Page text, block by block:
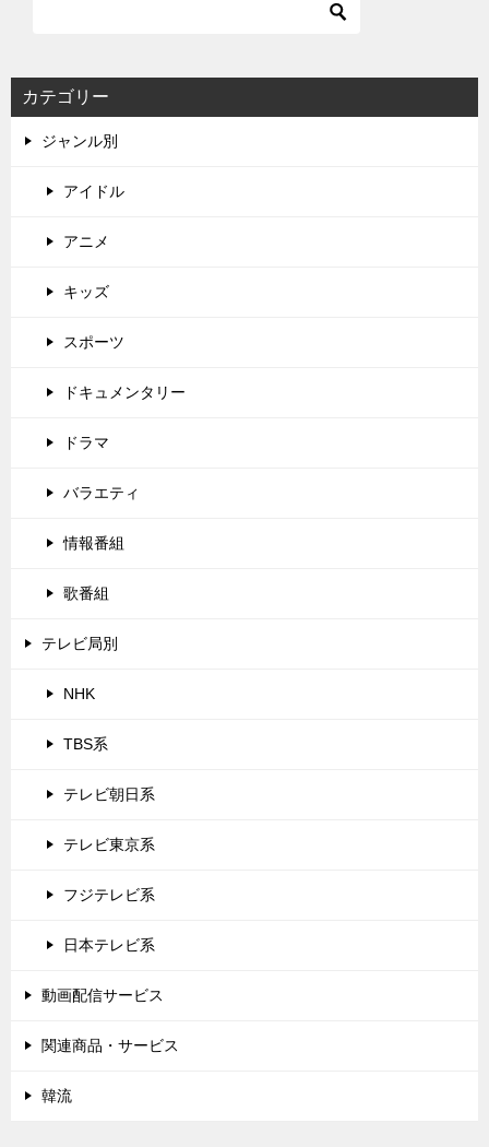
カテゴリー
ジャンル別
アイドル
アニメ
キッズ
スポーツ
ドキュメンタリー
ドラマ
バラエティ
情報番組
歌番組
テレビ局別
NHK
TBS系
テレビ朝日系
テレビ東京系
フジテレビ系
日本テレビ系
動画配信サービス
関連商品・サービス
韓流